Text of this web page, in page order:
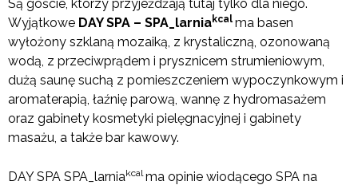
Są goście, którzy przyjeżdżają tutaj tylko dla niego.
Wyjątkowe DAY SPA – SPA _larniakcal ma basen
wyłożony szklaną mozaiką, z krystaliczną, ozonowaną
wodą, z przeciwprądem i prysznicem strumieniowym,
dużą saunę suchą z pomieszczeniem wypoczynkowym i
aromaterapią, łaźnię parową, wannę z hydromasażem
oraz gabinety kosmetyki pielęgnacyjnej i gabinety
masażu, a także bar kawowy.
DAY SPA SPA_larniakcalma opinie wiodącego SPA na